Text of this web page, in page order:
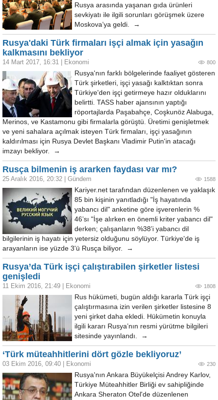
Rusya arasında yaşanan gıda ürünleri
sevkiyatı ile ilgili sorunları görüşmek üzere
Moskova’ya geldi. →
Rusya'daki Türk firmaları işçi almak için yasağın
kalkmasını bekliyor
14 Mart 2017, 16:31 Ekonomi 800
Rusya'nın farklı bölgelerinde faaliyet gösteren
Türk şirketleri, işçi yasağı kalktıktan sonra
Türkiye'den işçi getirmeye hazır olduklarını
belirtti. TASS haber ajansının yaptığı
röportajlarda Paşabahçe, Coşkunöz Alabuga,
Merinos, ve Kastamonu gibi firmalarla görüştü. Üretimi genişletmek
ve yeni sahalara açılmak isteyen Türk firmaları, işçi yasağının
kaldırılması için Rusya Devlet Başkanı Vladimir Putin'in atacağı
imzayı bekliyor. →
Rusça bilmenin iş ararken faydası var mı?
25 Aralık 2016, 20:32 Gündem 1588
Kariyer.net tarafından düzenlenen ve yaklaşık
85 bin kişinin yanıtladığı "İş hayatında
yabancı dil" anketine göre işverenlerin %
46’sı "İşe alırken en önemli kriter yabancı dil"
derken; çalışanların %38’i yabancı dil
bilgilerinin iş hayatı için yetersiz olduğunu söylüyor. Türkiye'de iş
arayanların ise yüzde 3'ü Rusça biliyor. →
Rusya’da Türk işçi çalıştırabilen şirketler listesi
genişledi
11 Ekim 2016, 21:49 Ekonomi 1808
Rus hükümeti, bugün aldığı kararla Türk işçi
çalıştırmasına izin verilen şirketler listesine 8
yeni şirket daha ekledi. Hükümetin konuyla
ilgili kararı Rusya’nın resmi yürütme bilgileri
sitesinde yayınlandı. →
‘Türk müteahhitlerini dört gözle bekliyoruz’
03 Ekim 2016, 09:40 Ekonomi 230
Rusya'nın Ankara Büyükelçisi Andrey Karlov,
Türkiye Müteahhitler Birliği ev sahipliğinde
Ankara Sheraton Otel'de düzenlenen